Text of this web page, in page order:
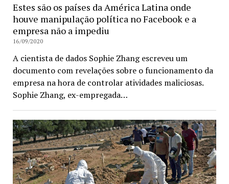
Estes são os países da América Latina onde
houve manipulação política no Facebook e a
empresa não a impediu
16/09/2020
A cientista de dados Sophie Zhang escreveu um
documento com revelações sobre o funcionamento da
empresa na hora de controlar atividades maliciosas.
Sophie Zhang, ex-empregada…